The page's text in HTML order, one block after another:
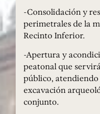
-Consolidación y
perimetrales de la
Recinto Inferior.
-Apertura y
peatonal que
público,
excavación
conjunto.